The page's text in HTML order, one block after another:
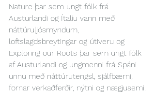
Nature þar sem ungt fólk frá
Austurlandi og Ítalíu vann með
náttúruljósmyndum,
loftslagdsbreytingar og útiveru og
Exploring our Roots þar sem ungt fólk
af Austurlandi og ungmenni frá Spáni
unnu með náttúrutengsl, sjálfbærni,
fornar verkaðferðir, nýtni og nægjusemi.